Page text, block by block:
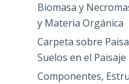
Biomasa y
y Materia Orgánica
Carpeta sobre
Suelos en el Paisaje
Componentes,